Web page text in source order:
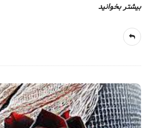
بیشتر بخوانید